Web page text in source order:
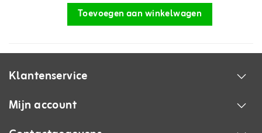
Toevoegen aan winkelwagen
Klantenservice
Mijn account